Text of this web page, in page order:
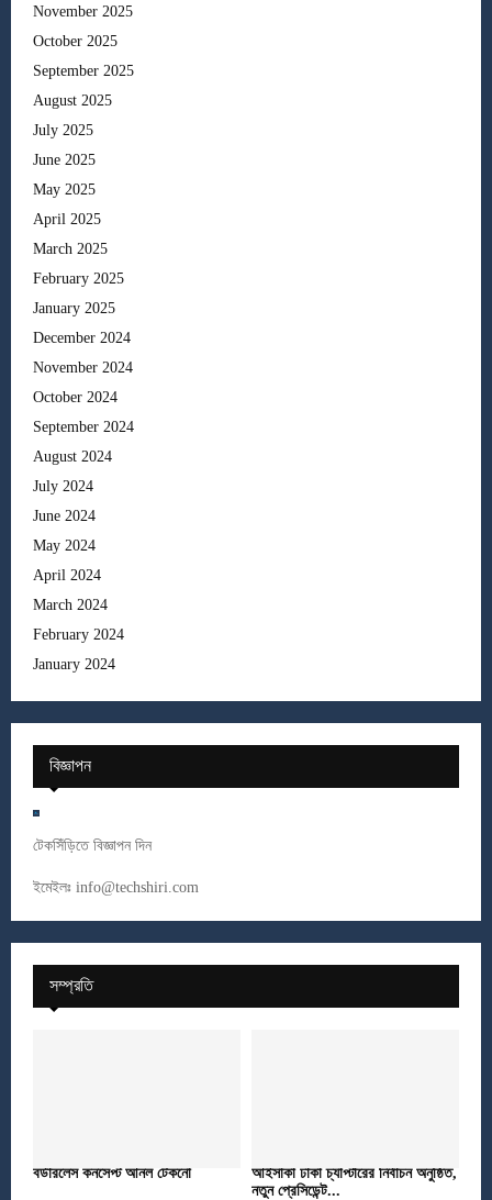
November 2025
October 2025
September 2025
August 2025
July 2025
June 2025
May 2025
April 2025
March 2025
February 2025
January 2025
December 2024
November 2024
October 2024
September 2024
August 2024
July 2024
June 2024
May 2024
April 2024
March 2024
February 2024
January 2024
বিজ্ঞাপন
টেকসিঁড়িতে বিজ্ঞাপন দিন
ইমেইলঃ info@techshiri.com
সম্প্রতি
বর্ডারলেস কনসেপ্ট আনল টেকনো
আইসাকা ঢাকা চ্যাপ্টারের নির্বাচন অনুষ্ঠিত,
নতুন প্রেসিডেন্ট...